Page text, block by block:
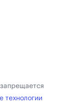
технологии